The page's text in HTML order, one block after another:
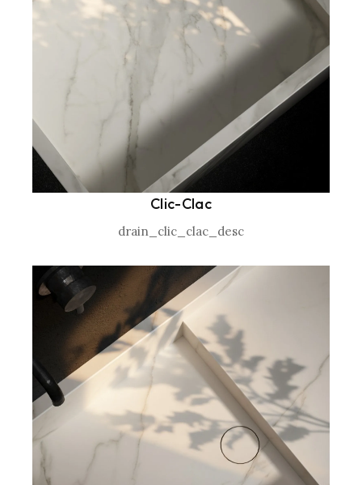
Clic-Clac
drain_clic_clac_desc